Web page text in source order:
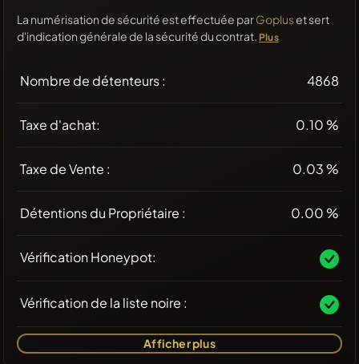
La numérisation de sécurité est effectuée parGopluset sert
d'indication générale de la sécurité du contrat. Plus
Nombre de détenteurs : 4868
Taxe d'achat: 0.10 %
Taxe de Vente : 0.03 %
Détentions du Propriétaire : 0.00 %
Vérification Honeypot:
Vérification de la liste noire :
Afficher plus